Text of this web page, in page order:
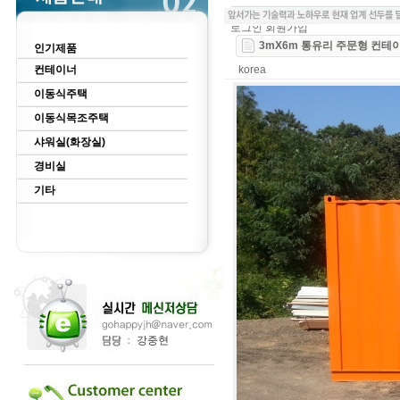
인기제품
컨테이너
이동식주택
이동식목조주택
샤워실(화장실)
경비실
기타
로그인 회원가입
3mX6m 통유리 주문형 컨테
korea